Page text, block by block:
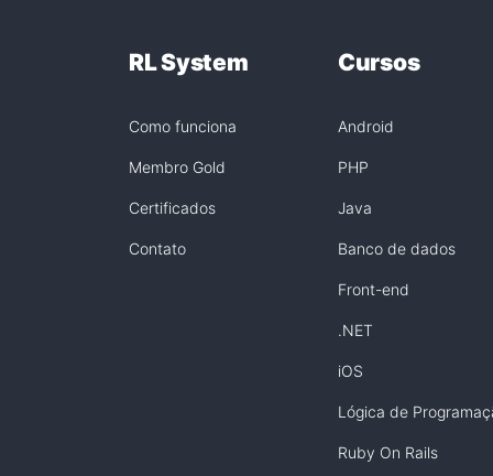
RL System
Como funciona
Membro Gold
Certificados
Contato
Cursos
Android
PHP
Java
Banco de dados
Front-end
.NET
iOS
Lógica de
Ruby On Rails